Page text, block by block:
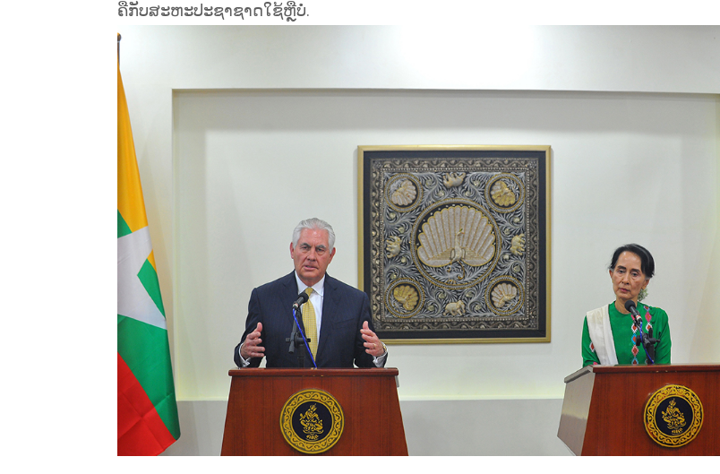
ຄືກັບສະຫະປະຊາຊາດໃຊ້ຫຼືບໍ່.